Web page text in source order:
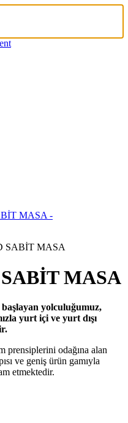
SABİT MASA
MASA
yolculuğumuz,
yurt içi ve yurt dışı
prensiplerini odağına alan
ve geniş ürün gamıyla
etmektedir.